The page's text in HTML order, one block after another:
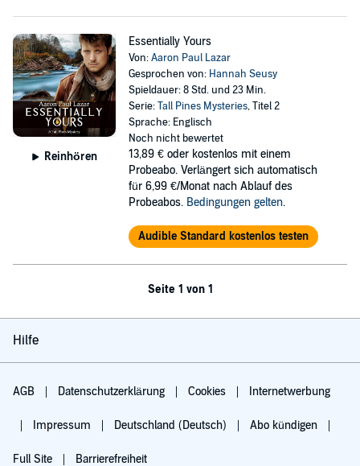
Reinhören
Essentially Yours
Von:Aaron Paul Lazar
Gesprochen von: Hannah Seusy
Spieldauer: 8 Std. und 23 Min.
Serie:Tall Pines Mysteries, Titel 2
Sprache: Englisch
Noch nicht bewertet
13,89 € oder kostenlos mit einem
Probeabo. Verlängert sich automatisch
für 6,99 €/Monat nach Ablauf des
Probeabos. Bedingungen gelten.
Audible Standard kostenlos testen
Seite 1 von 1
Hilfe
AGB Datenschutzerklärung Cookies Internetwerbung
Impressum Deutschland (Deutsch) Abo kündigen
Full Site Barrierefreiheit